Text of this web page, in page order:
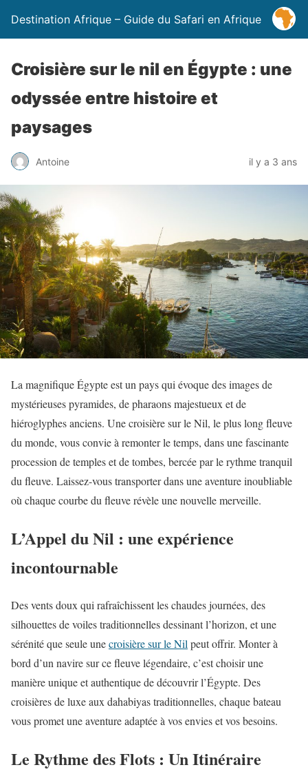
Destination Afrique – Guide du Safari en Afrique
Croisière sur le nil en Égypte : une
odyssée entre histoire et
paysages
Antoine il y a 3 ans
La magnifique Égypte est un pays qui évoque des images de
mystérieuses pyramides, de pharaons majestueux et de
hiéroglyphes anciens. Une croisière sur le Nil, le plus long fleuve
du monde, vous convie à remonter le temps, dans une fascinante
procession de temples et de tombes, bercée par le rythme tranquil
du fleuve. Laissez-vous transporter dans une aventure inoubliable
où chaque courbe du fleuve révèle une nouvelle merveille.
L’Appel du Nil : une expérience
incontournable
Des vents doux qui rafraîchissent les chaudes journées, des
silhouettes de voiles traditionnelles dessinant l’horizon, et une
sérénité que seule unecroisière sur le Nil peut offrir. Monter à
bord d’un navire sur ce fleuve légendaire, c’est choisir une
manière unique et authentique de découvrir l’Égypte. Des
croisières de luxe aux dahabiyas traditionnelles, chaque bateau
vous promet une aventure adaptée à vos envies et vos besoins.
Le Rythme des Flots : Un Itinéraire